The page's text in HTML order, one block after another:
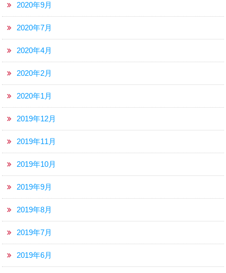
2020年9月
2020年7月
2020年4月
2020年2月
2020年1月
2019年12月
2019年11月
2019年10月
2019年9月
2019年8月
2019年7月
2019年6月